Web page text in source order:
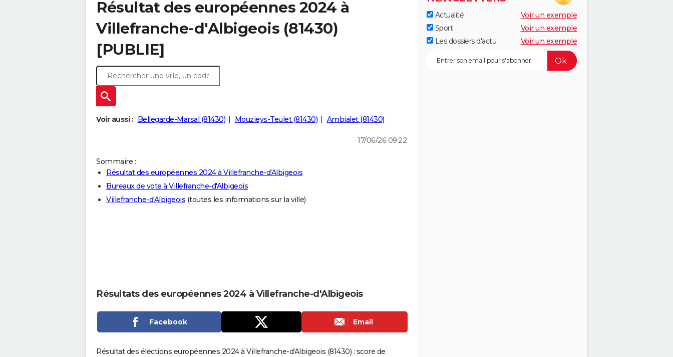
Résultat des européennes 2024 à
Villefranche-d'Albigeois (81430)
[PUBLIE]
Voir aussi : Bellegarde-Marsal (81430) Mouzieys-Teulet (81430) Ambialet (81430)
17/06/26 09:22
Sommaire :
Résultat des européennes 2024 à Villefranche-d'Albigeois
Bureaux de vote à Villefranche-d'Albigeois
Villefranche-d'Albigeois (toutes les informations sur la ville)
Résultats des européennes 2024 à Villefranche-d'Albigeois
Facebook Email
Résultat des élections européennes 2024 à Villefranche-d'Albigeois (81430) : score de
Actualité
Voir un exemple
Sport
Voir un exemple
Les dossiers d'actu
Voir un exemple